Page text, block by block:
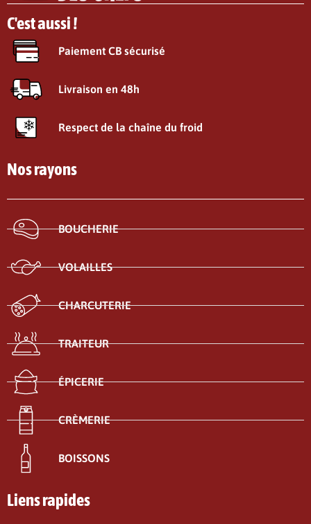
C'est aussi !
Paiement CB sécurisé
Livraison en 48h
Respect de la chaîne du froid
Nos rayons
BOUCHERIE
VOLAILLES
CHARCUTERIE
TRAITEUR
ÉPICERIE
CRÈMERIE
BOISSONS
Liens rapides